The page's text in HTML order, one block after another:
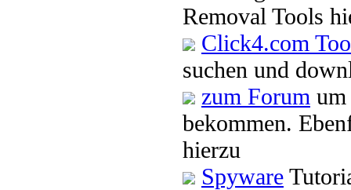
Removal Tools
Click4.com
suchen und
zum Forum
bekommen.
hierzu
Spyware